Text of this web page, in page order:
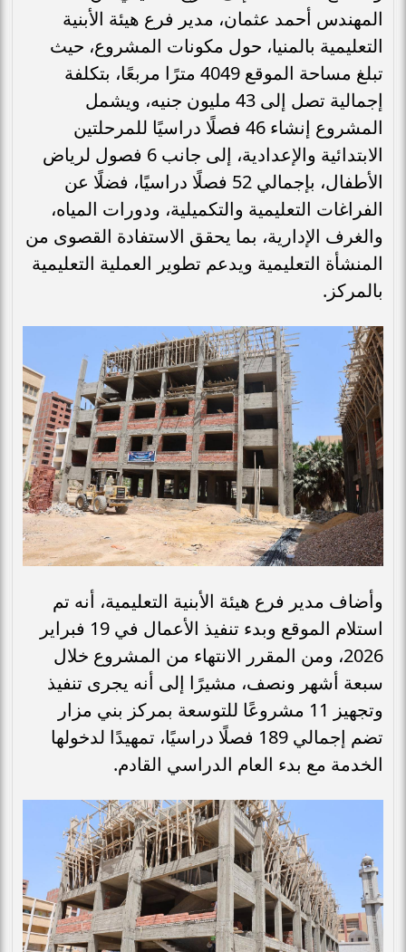
المهندس أحمد عثمان، مدير فرع هيئة الأبنية
التعليمية بالمنيا، حول مكونات المشروع، حيث
تبلغ مساحة الموقع 4049 مترًا مربعًا، بتكلفة
إجمالية تصل إلى 43 مليون جنيه، ويشمل
المشروع إنشاء 46 فصلًا دراسيًا للمرحلتين
الابتدائية والإعدادية، إلى جانب 6 فصول لرياض
الأطفال، بإجمالي 52 فصلًا دراسيًا، فضلًا عن
الفراغات التعليمية والتكميلية، ودورات المياه،
والغرف الإدارية، بما يحقق الاستفادة القصوى من
المنشأة التعليمية ويدعم تطوير العملية التعليمية
بالمركز.
وأضاف مدير فرع هيئة الأبنية التعليمية، أنه تم
استلام الموقع وبدء تنفيذ الأعمال في 19 فبراير
2026، ومن المقرر الانتهاء من المشروع خلال
سبعة أشهر ونصف، مشيرًا إلى أنه يجرى تنفيذ
وتجهيز 11 مشروعًا للتوسعة بمركز بني مزار
تضم إجمالي 189 فصلًا دراسيًا، تمهيدًا لدخولها
الخدمة مع بدء العام الدراسي القادم.